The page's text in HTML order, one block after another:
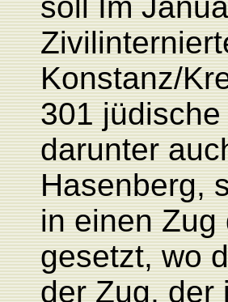
Konstanz/
301
darunter
Hasenberg,
in einen Zug
gesetzt, wo
der Zug, der